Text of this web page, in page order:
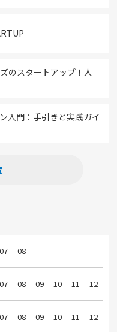
のスタートアップ！人
入門：手引きと実践ガイ
07 08
07 08 09 10 11 12
07 08 09 10 11 12